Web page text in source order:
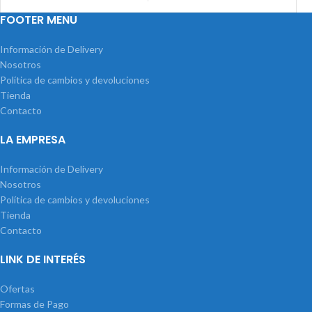
FOOTER MENU
Información de Delivery
Nosotros
Política de cambios y devoluciones
Tienda
Contacto
LA EMPRESA
Información de Delivery
Nosotros
Política de cambios y devoluciones
Tienda
Contacto
LINK DE INTERÉS
Ofertas
Formas de Pago